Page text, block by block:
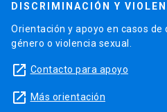
DISCRIMINACIÓN Y
Orientación y apoyo en casos
género o violencia sexual.
launch Contacto para apoyo
launch Más orientación